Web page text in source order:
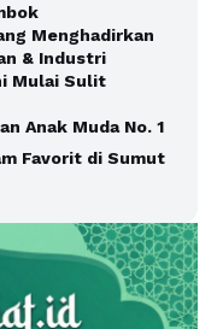
Menghadirkan
& Industri
Mulai Sulit
Anak Muda No. 1
Favorit di Sumut